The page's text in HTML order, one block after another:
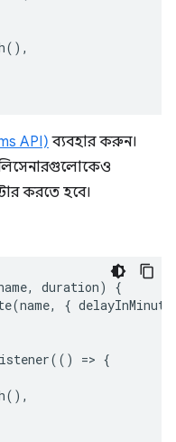
(),
API) ব্যবহার করুন।
লিসেনারগুলোকেও
করতে হবে।
, duration)
{
(name, {
(() => {
(),